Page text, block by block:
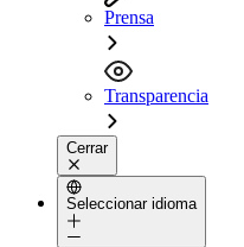
Prensa
Transparencia
Cerrar
Seleccionar idioma